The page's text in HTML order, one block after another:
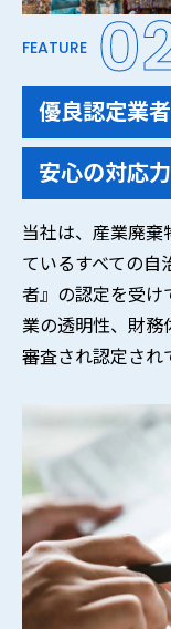
FEATURE
優良認定業
安心の対応力
当社は、産業廃
ているすべての
者』の認定を受け
業の透明性、財務
審査され認定され